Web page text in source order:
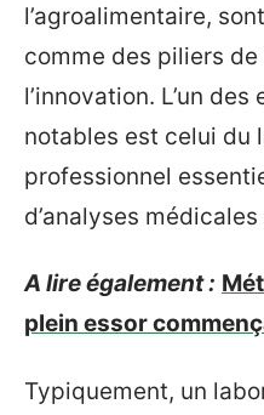
l’agroalimentaire,
comme des piliers
l’innovation. L’un
notables est celui du
professionnel
d’analyses
A lire également :
plein essor
Typiquement, un